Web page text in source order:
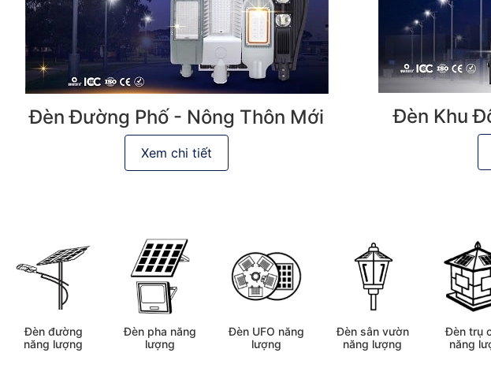
Đèn Đường Phố - Nông Thôn Mới
Xem chi tiết
Đèn Khu
Đèn đường
năng lượng
Đèn pha năng
lượng
Đèn UFO năng
lượng
Đèn sân vườn
năng lượng
Đèn trụ
năng